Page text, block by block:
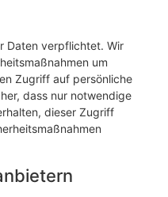
Daten verpflichtet. Wir
um
Zugriff auf persönliche
dass nur notwendige
dieser Zugriff